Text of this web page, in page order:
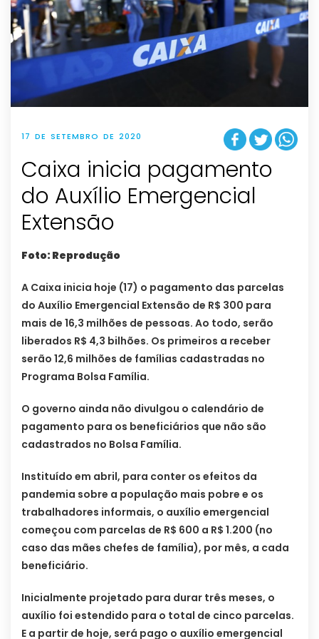
17 DE SETEMBRO DE 2020
Caixa inicia pagamento
do Auxílio Emergencial
Extensão
Foto: Reprodução
A Caixa inicia hoje (17) o pagamento das parcelas
do Auxílio Emergencial Extensão de R$ 300 para
mais de 16,3 milhões de pessoas. Ao todo, serão
liberados R$ 4,3 bilhões. Os primeiros a receber
serão 12,6 milhões de famílias cadastradas no
Programa Bolsa Família.
O governo ainda não divulgou o calendário de
pagamento para os beneficiários que não são
cadastrados no Bolsa Família.
Instituído em abril, para conter os efeitos da
pandemia sobre a população mais pobre e os
trabalhadores informais, o auxílio emergencial
começou com parcelas de R$ 600 a R$ 1.200 (no
caso das mães chefes de família), por mês, a cada
beneficiário.
Inicialmente projetado para durar três meses, o
auxílio foi estendido para o total de cinco parcelas.
E a partir de hoje, será pago o auxílio emergencial